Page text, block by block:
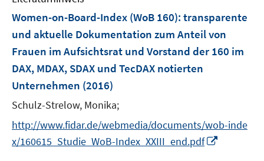
e
r
ö
f
f
F
n
s
t
e
r
ö
f
f
Women-on-Board-Index (WoB 160): transparente
und aktuelle Dokumentation zum Anteil von
Frauen im Aufsichtsrat und Vorstand der 160 im
DAX, MDAX, SDAX und TecDAX notierten
Unternehmen (2016)
Schulz-Strelow, Monika;
http://www.fidar.de/webmedia/documents/wob-inde
x/160615_Studie_WoB-Index_XXIII_end.pdf